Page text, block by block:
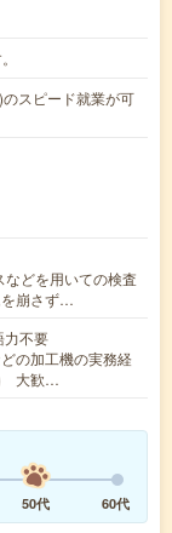
スピード就業が可
どを用いての検査
を崩さず…
力不要
の加工機の実務経
) 大歓…
50代 60代